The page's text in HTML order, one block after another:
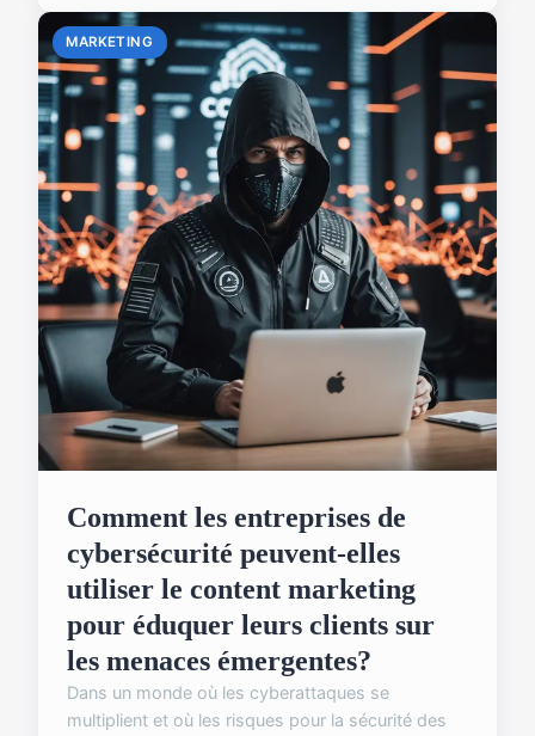
MARKETING
Comment les entreprises de
cybersécurité peuvent-elles
utiliser le content marketing
pour éduquer leurs clients sur
les menaces émergentes?
Dans un monde où les cyberattaques se
multiplient et où les risques pour la sécurité des